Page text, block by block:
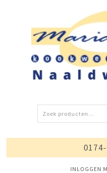
Zoeken
naar:
INLOGGEN